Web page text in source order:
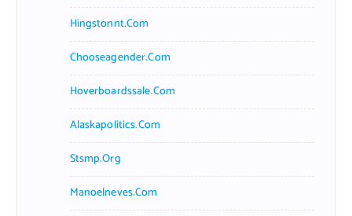
Hingstonnt.com
Chooseagender.com
Hoverboardssale.com
Alaskapolitics.com
Stsmp.org
Manoelneves.com